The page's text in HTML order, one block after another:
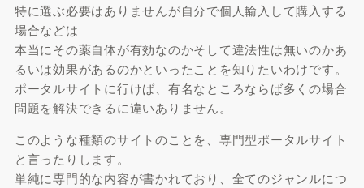
特に選ぶ必要はありませんが自分で個人輸入して購入する
場合などは
本当にその薬自体が有効なのかそして違法性は無いのかあ
るいは効果があるのかといったことを知りたいわけです。
ポータルサイトに行けば、有名なところならば多くの場合
問題を解決できるに違いありません。
このような種類のサイトのことを、専門型ポータルサイト
と言ったりします。
単純に専門的な内容が書かれており、全てのジャンルにつ